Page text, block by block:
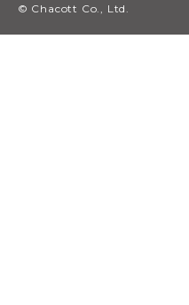
© Chacott Co., Ltd.